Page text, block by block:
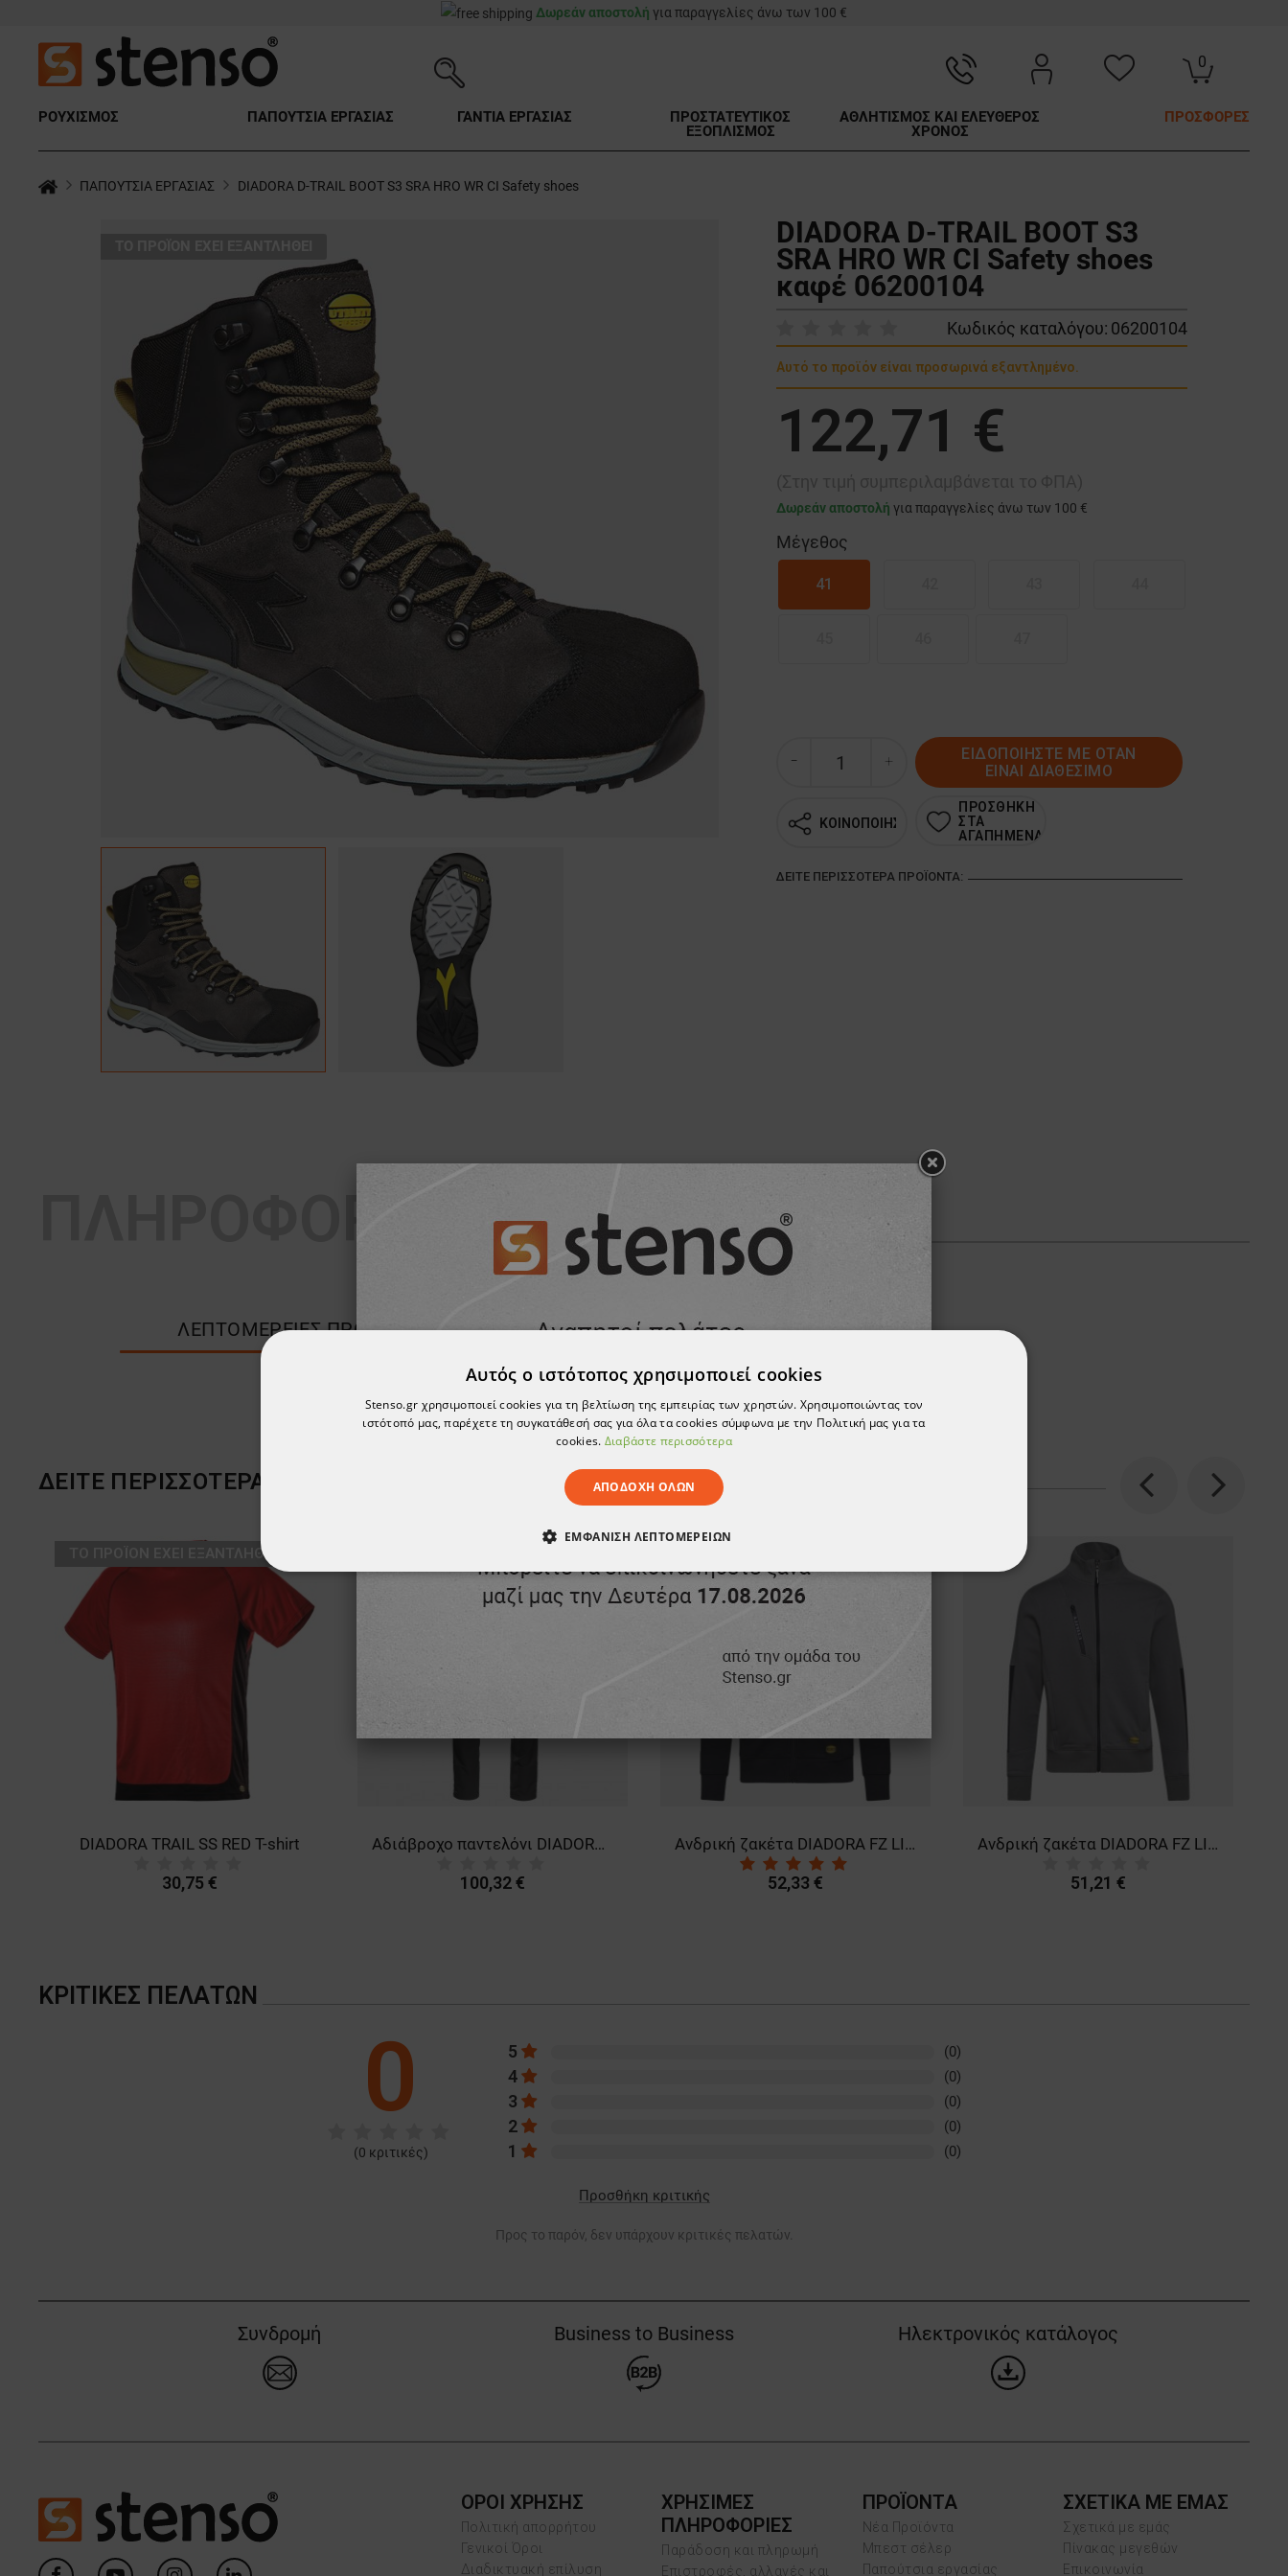
Δωρεάν αποστολή για παραγγελίες άνω των 100 €
0
ΡΟΥΧΙΣΜΟΣ ΠΑΠΟΥΤΣΙΑ ΕΡΓΑΣΙΑΣ ΓΑΝΤΙΑ ΕΡΓΑΣΙΑΣ
ΠΡΟΣΤΑΤΕΥΤΙΚΟΣ
ΕΞΟΠΛΙΣΜΟΣ
ΑΘΛΗΤΙΣΜΟΣ ΚΑΙ ΕΛΕΥΘΕΡΟΣ
ΧΡΟΝΟΣ
ΠΡΟΣΦΟΡΕΣ
ΠΑΠΟΥΤΣΙΑ ΕΡΓΑΣΙΑΣ DIADORA D-TRAIL BOOT S3 SRA HRO WR CI Safety shoes
DIADORA D-TRAIL BOOT S3
SRA HRO WR CI Safety shoes
καφέ 06200104
Κωδικός καταλόγου: 06200104
Αυτό το προϊόν είναι προσωρινά εξαντλημένο.
122,71 €
Δωρεάν αποστολή για παραγγελίες άνω των 100 €
Μέγεθος
41
ΕΙΔΟΠΟΙΗΣΤΕ ΜΕ ΟΤΑΝ
ΕΙΝΑΙ ΔΙΑΘΕΣΙΜΟ
ΚΟΙΝΟΠΟΙΗΣΗ
ΠΡΟΣΘΗΚΗ
ΣΤΑ
ΑΓΑΠΗΜΕΝΑ
ΔΕΊΤΕ ΠΕΡΙΣΣΌΤΕΡΑ ΠΡΟΪΌΝΤΑ:
ΛΕΠΤΟΜΈΡΕΙΕΣ ΠΡΟΪΌΝΤΟΣ ΚΡΙΤΙΚΈΣ
ΔΕΙΤΕ ΠΕΡΙΣΣΟΤΕΡΑ ΑΠΟ ΤΗ ΜΑΡΚΑ
Previous
ТΟ ΠΡΟΪΌΝ ΈΧΕΙ ΕΞΑΝΤΛΗΘΕΊ
DIADORA TRAIL SS RED T-shirt
30,75 €
Αδιάβροχο παντελόνι DIADORA PANT PERFORMANCE DUCATI
100,32 €
Ανδρική ζακέτα DIADORA FZ LITEWORK BLACK
52,33 €
Ανδρική ζακέτα DIADORA FZ LITEWORK BLACK
51,21 €
Next
ΚΡΙΤΙΚΈΣ ΠΕΛΑΤΏΝ
0
(0 κριτικές)
5 (0)
4 (0)
3 (0)
2 (0)
1 (0)
Προσθήκη κριτικής
Προς το παρόν, δεν υπάρχουν κριτικές πελατών.
Συνδρομή Business to Business Ηλεκτρονικός κατάλογος
ΟΡΟΙ ΧΡΗΣΗΣ
Πολιτική απορρήτου
Γενικοί Όροι
Διαδικτυακή επίλυση
ΧΡΗΣΙΜΕΣ
ΠΛΗΡΟΦΟΡΙΕΣ
Παράδοση και πληρωμή
Επιστροφές, αλλαγές και
ΠΡΟΪΌΝΤΑ
Νέα Προϊόντα
Μπεστ σέλερ
Παπούτσια εργασίας
ΣΧΕΤΙΚΑ ΜΕ ΕΜΑΣ
Σχετικά με εμάς
Πίνακας μεγεθών
Επικοινωνία
Αυτός ο ιστότοπος χρησιμοποιεί cookies
Stenso.gr χρησιμοποιεί cookies για τη βελτίωση της εμπειρίας των χρηστών. Χρησιμοποιώντας τον
ιστότοπό μας, παρέχετε τη συγκατάθεσή σας για όλα τα cookies σύμφωνα με την Πολιτική μας για τα
cookies. Διαβάστε περισσότερα
ΑΠΟΔΟΧΉ ΌΛΩΝ
ΕΜΦΆΝΙΣΗ ΛΕΠΤΟΜΕΡΕΙΏΝ
ΑΠΟΛΎΤΩΣ ΑΠΑΡΑΊΤΗΤΑ ΑΠΌΔΟΣΗΣ ΣΤΌΧΕΥΣΗΣ ΛΕΙΤΟΥΡΓΙΚΌΤΗΤΑΣ